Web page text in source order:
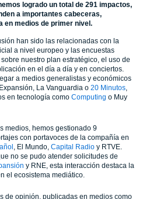
logrado un total de 291 impactos,
a importantes cabeceras,
en medios de primer nivel.
han sido las relacionadas con la
a nivel europeo y las encuestas
nuestro plan estratégico, el uso de
en el día a día y en conciertos.
a medios generalistas y económicos
, Expansión, La Vanguardia o 20 Minutos
en tecnología como Computing o Muy
medios, hemos gestionado 9
con portavoces de la compañía en
, El Mundo, Capital Radio y RTVE.
no se pudo atender solicitudes de
y RNE, esta interacción destaca la
el ecosistema mediático.
de opinión, publicadas en medios como